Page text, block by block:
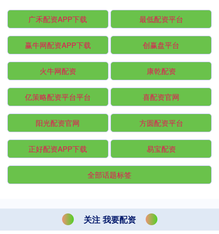
广禾配资APP下载 最低配资平台
赢牛网配资APP下载 创赢盘平台
火牛网配资 康乾配资
亿策略配资平台平台 喜配资官网
阳光配资官网 方圆配资平台
正好配资APP下载 易宝配资
全部话题标签
关注 我要配资